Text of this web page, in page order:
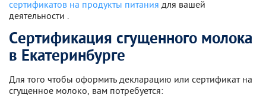
сертификатов на продукты питания для вашей
деятельности .
Сертификация сгущенного молока
в Екатеринбурге
Для того чтобы оформить декларацию или сертификат на
сгущенное молоко, вам потребуется: